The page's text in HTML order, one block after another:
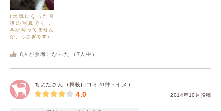
(元気になった直
後の写真です 。
耳が写ってません
が、うさぎです)
6 人が参考になった （ 7 人中）
ちよたさん（掲載口コミ28件・イヌ）
2014年10月投稿
4.0